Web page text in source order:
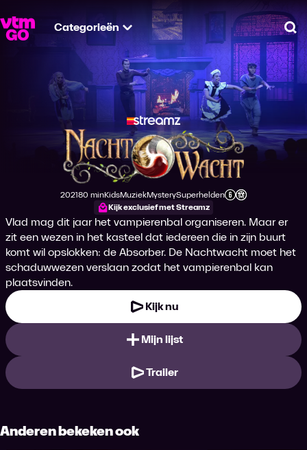
Categorieën
Nachtwacht - Het
Productiejaar
2021
Tijdsduur
80 min
Genre
Kids
Genre
Muziek
Genre
Mystery
Genre
Superhelden
Leeftijdsclassificatie
Kijk exclusief met Streamz
Vlad mag dit jaar het vampierenbal organiseren. Maar er
zit een wezen in het kasteel dat iedereen die in zijn buurt
komt wil opslokken: de Absorber. De Nachtwacht moet het
schaduwwezen verslaan zodat het vampierenbal kan
plaatsvinden.
Kijk nu
Mijn lijst
Trailer
Anderen bekeken ook